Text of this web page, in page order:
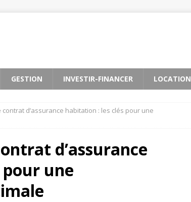
GESTION INVESTIR-FINANCER LOCATION
d’assurance habitation : les clés pour une
d’assurance
une